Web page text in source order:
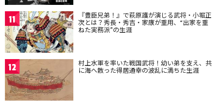
11 『豊臣兄弟！』で萩原護が演じる武将・小堀正
次とは？秀長・秀吉・家康が重用、“出家を重
ねた実務派”の生涯
12 村上水軍を率いた戦国武将！幼い弟を支え、共
に海へ散った得居通幸の波乱に満ちた生涯